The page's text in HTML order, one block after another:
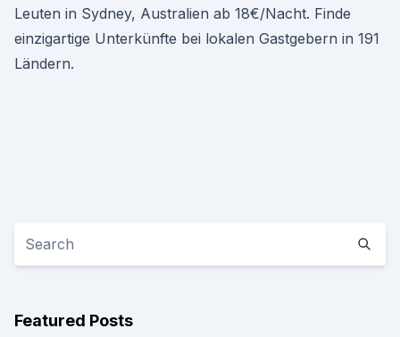
Leuten in Sydney, Australien ab 18€/Nacht. Finde
einzigartige Unterkünfte bei lokalen Gastgebern in 191
Ländern.
Featured Posts